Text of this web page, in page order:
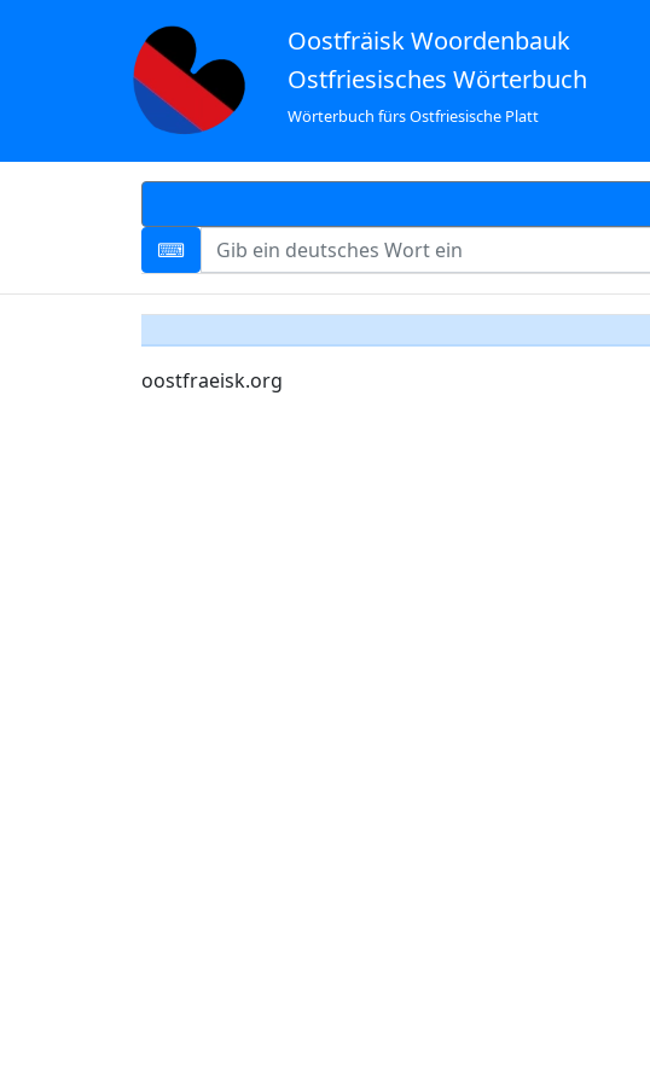
Oostfräisk Woordenbauk
Ostfriesisches Wörterbuch
Wörterbuch fürs Ostfriesische Platt
oostfraeisk.org